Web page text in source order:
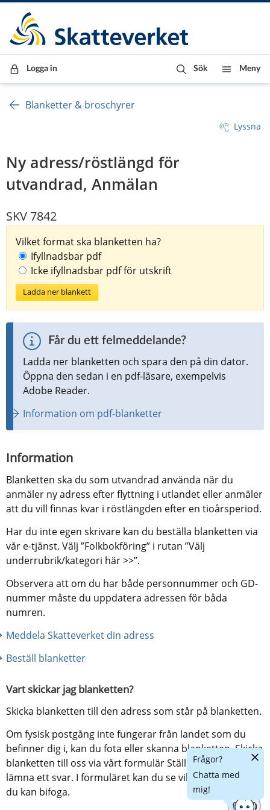
Till innehåll
Till navigationen
Till chattrobot
Logga in Sök Meny
Blanketter & broschyrer
Lyssna
Ny adress/röstlängd för
utvandrad, Anmälan
SKV 7842
Vilket format ska blanketten ha?
Ifyllnadsbar pdf
Icke ifyllnadsbar pdf för utskrift
Ladda ner blankett
Får du ett felmeddelande?
Ladda ner blanketten och spara den på din dator.
Öppna den sedan i en pdf-läsare, exempelvis
Adobe Reader.
Information om pdf-blanketter
Information
Blanketten ska du som utvandrad använda när du
anmäler ny adress efter flyttning i utlandet eller anmäler
att du vill finnas kvar i röstlängden efter en tioårsperiod.
Har du inte egen skrivare kan du beställa blanketten via
vår e-tjänst. Välj ”Folkbokföring” i rutan ”Välj
underrubrik/kategori här >>”.
Observera att om du har både personnummer och GD-
nummer måste du uppdatera adressen för båda
numren.
Meddela Skatteverket din adress
Beställ blanketter
Vart skickar jag blanketten?
Skicka blanketten till den adress som står på blanketten.
Om fysisk postgång inte fungerar från landet som du
befinner dig i, kan du fota eller skanna blanketten. Skicka
blanketten till oss via vårt formulär Ställ en fråga eller
lämna ett svar. I formuläret kan du se vilka filtyper som
du kan bifoga.
Frågor?
Chatta med
mig!
Dölj